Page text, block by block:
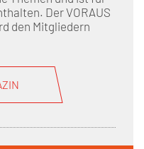
Der VORAUS
den Mitgliedern